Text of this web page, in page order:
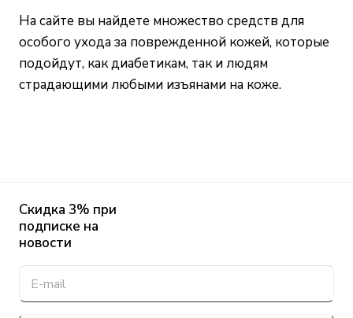
На сайте вы найдете множество средств для
особого ухода за поврежденной кожей, которые
подойдут, как диабетикам, так и людям
страдающими любыми изъянами на коже.
Скидка 3% при
подписке на
новости